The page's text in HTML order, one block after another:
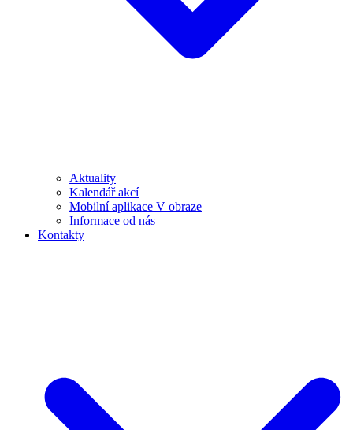
Aktuality
Kalendář akcí
Mobilní aplikace V obraze
Informace od nás
Kontakty